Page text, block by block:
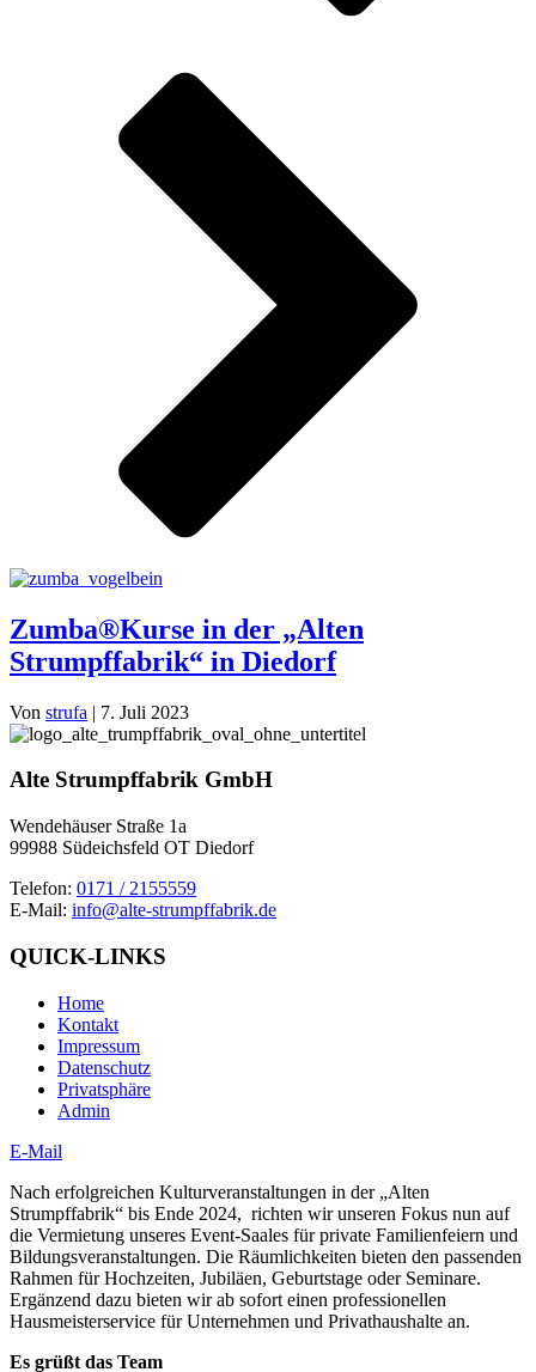
Zumba®Kurse in der „Alten
Strumpffabrik“ in Diedorf
Von strufa | 7. Juli 2023
Alte Strumpffabrik GmbH
Wendehäuser Straße 1a
99988 Südeichsfeld OT Diedorf
Telefon: 0171 / 2155559
E-Mail: info@alte-strumpffabrik.de
QUICK-LINKS
Home
Kontakt
Impressum
Datenschutz
Privatsphäre
Admin
E-Mail
Nach erfolgreichen Kulturveranstaltungen in der „Alten
Strumpffabrik“ bis Ende 2024, richten wir unseren Fokus nun auf
die Vermietung unseres Event-Saales für private Familienfeiern und
Bildungsveranstaltungen. Die Räumlichkeiten bieten den passenden
Rahmen für Hochzeiten, Jubiläen, Geburtstage oder Seminare.
Ergänzend dazu bieten wir ab sofort einen professionellen
Hausmeisterservice für Unternehmen und Privathaushalte an.
Es grüßt das Team